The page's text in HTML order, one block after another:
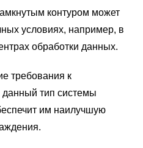
контуром может
условиях, например, в
обработки данных.
требования к
данный тип системы
им наилучшую